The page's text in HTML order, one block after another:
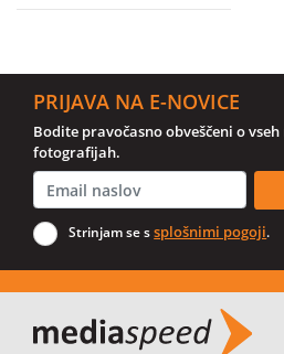
PRIJAVA NA E-NOVICE
Bodite pravočasno obveščeni o
fotografijah.
Strinjam se ssplošnimi pogoji.